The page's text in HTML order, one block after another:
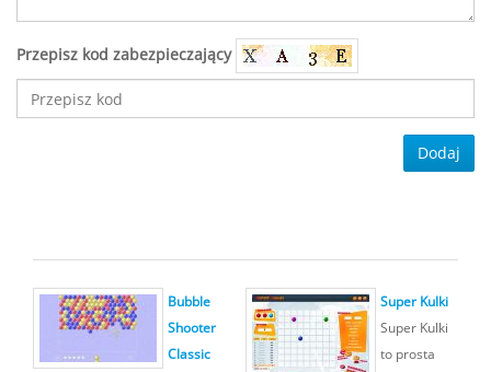
Przepisz kod zabezpieczający
Dodaj
Bubble
Shooter
Classic
Super Kulki
Super Kulki
to prosta